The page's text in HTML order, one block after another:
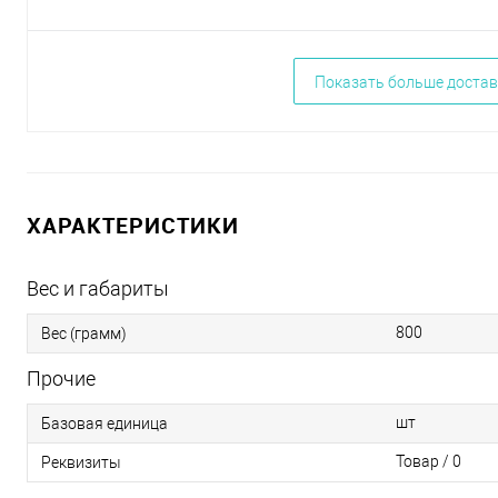
Показать больше
ХАРАКТЕРИСТИКИ
Вес и габариты
Вес (грамм) 800
Прочие
Базовая единица шт
Реквизиты Товар / 0